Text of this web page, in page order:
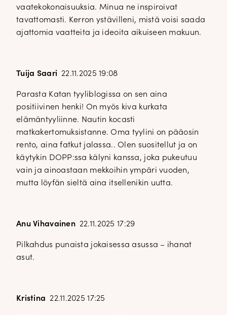
vaatekokonaisuuksia. Minua ne inspiroivat
tavattomasti. Kerron ystävilleni, mistä voisi saada
ajattomia vaatteita ja ideoita aikuiseen makuun.
Tuija Saari 22.11.2025 19:08
Parasta Katan tyyliblogissa on sen aina
positiivinen henki! On myös kiva kurkata
elämäntyyliinne. Nautin kocasti
matkakertomuksistanne. Oma tyylini on pääosin
rento, aina fatkut jalassa.. Olen suositellut ja on
käytykin DOPP:ssa kälyni kanssa, joka pukeutuu
vain ja ainoastaan mekkoihin ympäri vuoden,
mutta löyfän sieltä aina itsellenikin uutta.
Anu Vihavainen 22.11.2025 17:29
Pilkahdus punaista jokaisessa asussa – ihanat
asut.
Kristina 22.11.2025 17:25